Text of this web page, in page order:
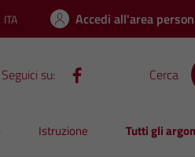
Lingua attiva:
ITA Accedi all'area
Seguici su: Cerca
Istruzione Tutti gli